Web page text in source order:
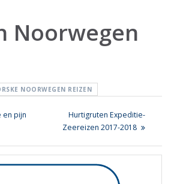
Noorwegen
NOORWEGEN REIZEN
en pijn
Next
post:
Hurtigruten Expeditie-
Zeereizen 2017-2018